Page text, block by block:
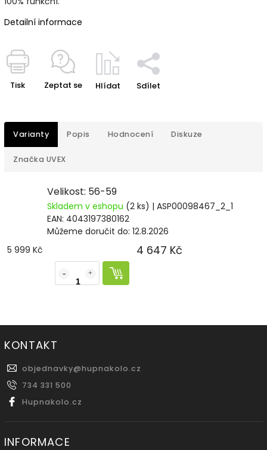
Detailní informace
Tisk Zeptat se Hlídat Sdílet
Varianty Popis Hodnocení Diskuze
Značka UVEX
Velikost: 56-59
Skladem v eshopu (2 ks) | ASP00098467_2_1
EAN: 4043197380162
Můžeme doručit do: 12.8.2026
5 999 Kč
4 647 Kč
KONTAKT
objednavky@hupnakolo.cz
734 331 500
Hupnakolo.cz
INFORMACE